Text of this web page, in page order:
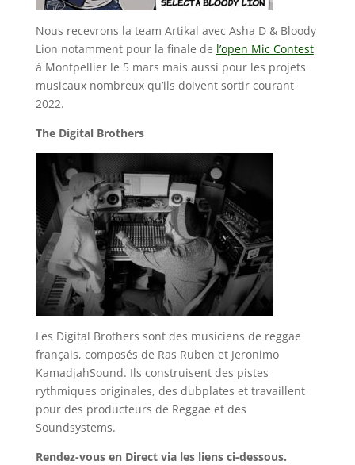
Nous recevrons la team Artikal avec Asha D & Bloody
Lion notamment pour la finale de l’open Mic Contest
à Montpellier le 5 mars mais aussi pour les projets
musicaux nombreux qu’ils doivent sortir courant
2022.
The Digital Brothers
Les Digital Brothers sont des musiciens de reggae
français, composés de Ras Ruben et Jeronimo
KamadjahSound. Ils construisent des pistes
rythmiques originales, des dubplates et travaillent
pour des producteurs de Reggae et des
Soundsystems.
Rendez-vous en Direct via les liens ci-dessous.